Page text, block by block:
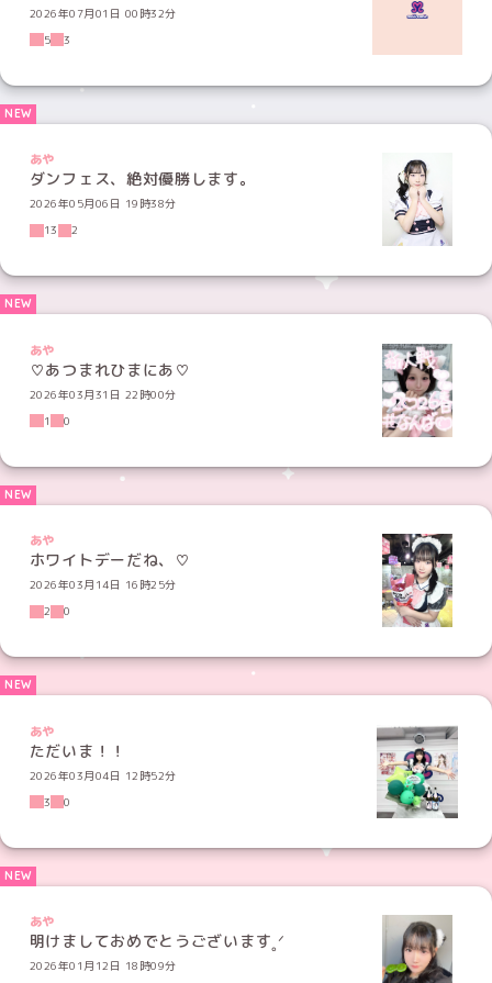
2026年07月01日 00時32分
5
3
あや
ダンフェス、絶対優勝します。
2026年05月06日 19時38分
13
2
あや
♡あつまれひまにあ♡
2026年03月31日 22時00分
1
0
あや
ホワイトデーだね、♡
2026年03月14日 16時25分
2
0
あや
ただいま！！
2026年03月04日 12時52分
3
0
あや
明けましておめでとうございます˳ᐟ
2026年01月12日 18時09分